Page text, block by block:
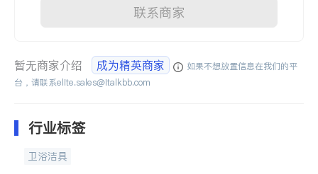
联系商家
暂无商家介绍 成为精英商家
如果不想放置信息在我们的平
台，请联系elite.sales@italkbb.com
行业标签
卫浴洁具